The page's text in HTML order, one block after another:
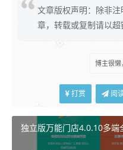
文章版权声明：除非注
章，转载或复制请以超
博主很懒
打赏 阅
独立版万能门店4.0.10多端